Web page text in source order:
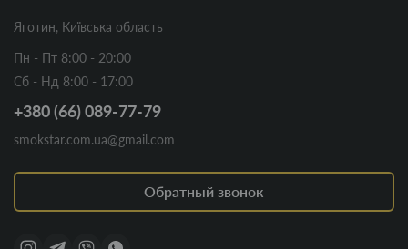
Яготин, Київська область
Пн - Пт 8:00 - 20:00
Сб - Нд 8:00 - 17:00
+380 (66) 089-77-79
smokstar.com.ua@gmail.com
Обратный звонок